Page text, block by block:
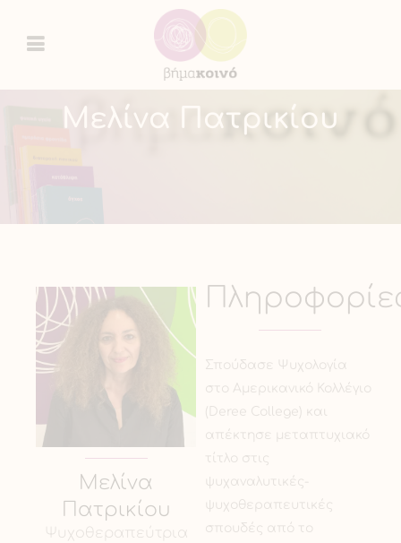
Μελίνα Πατρικίου
Μελίνα
Πατρικίου
Ψυχοθεραπεύτρια
Σπούδασε Ψυχολογία
στο Αμερικανικό Κολλέγιο
(Deree College) και
απέκτησε μεταπτυχιακό
τίτλο στις
ψυχαναλυτικές-
ψυχοθεραπευτικές
σπουδές από το